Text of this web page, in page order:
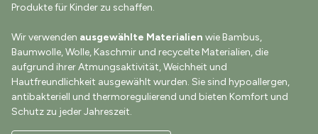
Produkte für Kinder zu schaffen.
Wir verwenden ausgewählte Materialien wie Bambus,
Baumwolle, Wolle, Kaschmir und recycelte Materialien, die
aufgrund ihrer Atmungsaktivität, Weichheit und
Hautfreundlichkeit ausgewählt wurden. Sie sind hypoallergen,
antibakteriell und thermoregulierend und bieten Komfort und
Schutz zu jeder Jahreszeit.